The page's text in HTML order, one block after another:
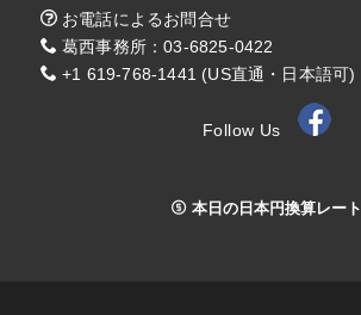
お電話によるお問合せ
葛西事務所：03-6825-0422
+1 619-768-1441 (US直通・日本語可)
Follow Us
本日の日本円換算レート